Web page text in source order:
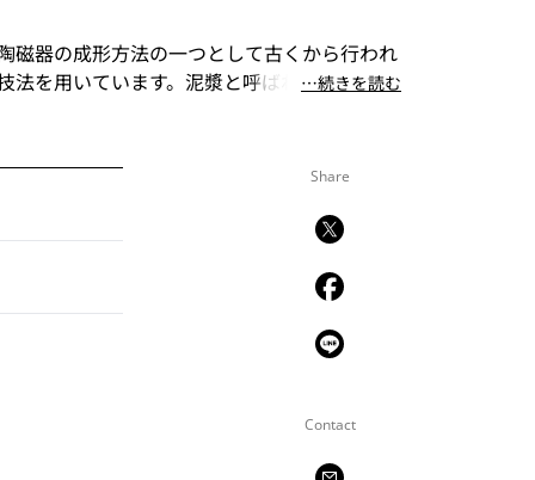
磁器の成形方法の一つとして古くから行われ
法を用いています。泥漿と呼ばれる水などで
経つにつれ厚みが増し、わずか数分の違いが
なった時点で内側に残った泥漿を流し出し、
ら型から外して口元を整え、生地が完成しま
近くもの収縮が生じるため、生地は完成寸
く成形します。このコレクションの中でも特
みも排泥の作業も二人がかりで行う大仕事と
⋯続きを読む
Share
Contact